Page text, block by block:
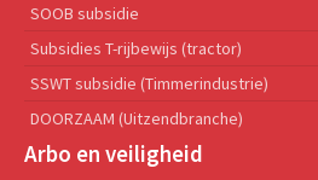
SOOB subsidie
Subsidies T-rijbewijs (tractor)
SSWT subsidie (Timmerindustrie)
DOORZAAM (Uitzendbranche)
Arbo en veiligheid